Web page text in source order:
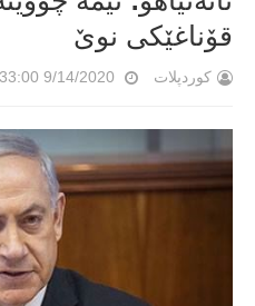
قۆناغێکی نوێ
کوردپلات 9/14/2020 01:33:00 ص